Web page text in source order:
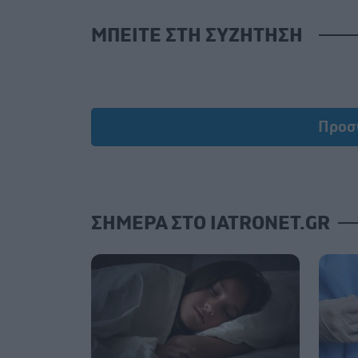
ΜΠΕΙΤΕ ΣΤΗ ΣΥΖΗΤΗΣΗ
ΣΗΜΕΡΑ ΣΤΟ IATRONET.GR